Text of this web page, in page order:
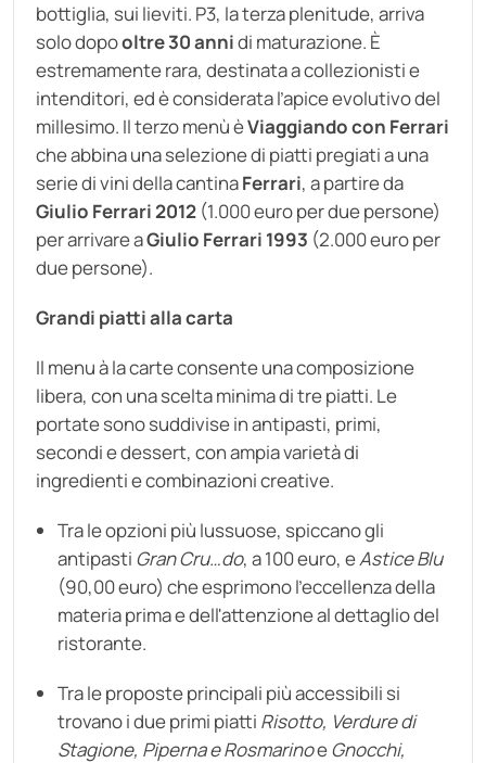
bottiglia, sui lieviti. P3, la terza plenitude, arriva
solo dopooltre 30 annidi maturazione. È
estremamente rara, destinata a collezionisti e
intenditori, ed è considerata l’apice evolutivo del
millesimo. Il terzo menù èViaggiando con Ferrari
che abbina una selezione di piatti pregiati a una
serie di vini della cantinaFerrari, a partire da
Giulio Ferrari 2012 (1.000 euro per due persone)
per arrivare aGiulio Ferrari 1993 (2.000 euro per
due persone).
Grandi piatti alla carta
Il menu à la carte consente una composizione
libera, con una scelta minima di tre piatti. Le
portate sono suddivise in antipasti, primi,
secondi e dessert, con ampia varietà di
ingredienti e combinazioni creative.
Tra le opzioni più lussuose, spiccano gli
antipasti Gran Cru…do, a 100 euro, eAstice Blu
(90,00 euro) che esprimono l'eccellenza della
materia prima e dell'attenzione al dettaglio del
ristorante.
Tra le proposte principali più accessibili si
trovano i due primi piatti Risotto, Verdure di
Stagione, Piperna e RosmarinoeGnocchi,